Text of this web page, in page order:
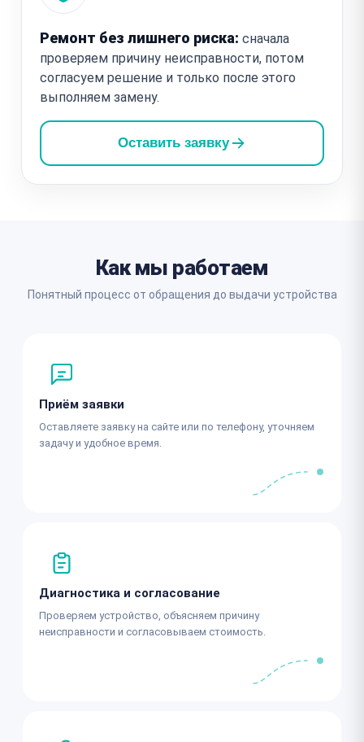
Ремонт без лишнего риска: сначала
проверяем причину неисправности, потом
согласуем решение и только после этого
выполняем замену.
Оставить заявку
Как мы работаем
Понятный процесс от обращения до выдачи устройства
Приём заявки
Оставляете заявку на сайте или по телефону, уточняем
задачу и удобное время.
Диагностика и согласование
Проверяем устройство, объясняем причину
неисправности и согласовываем стоимость.